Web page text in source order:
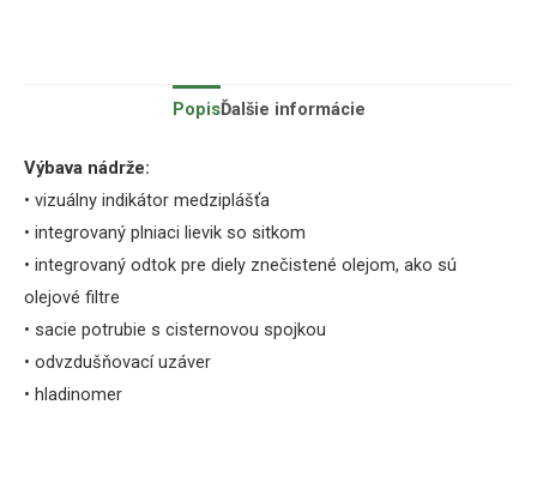
PopisĎalšie informácie
Výbava nádrže:
• vizuálny indikátor medziplášťa
• integrovaný plniaci lievik so sitkom
• integrovaný odtok pre diely znečistené olejom, ako sú
olejové filtre
• sacie potrubie s cisternovou spojkou
• odvzdušňovací uzáver
• hladinomer